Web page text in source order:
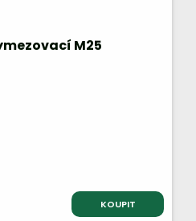
M25
KOUPIT